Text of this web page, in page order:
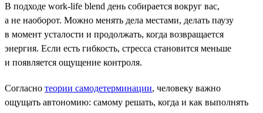
В подходе work-life blend день собирается вокруг вас,
а не наоборот. Можно менять дела местами, делать паузу
в момент усталости и продолжать, когда возвращается
энергия. Если есть гибкость, стресса становится меньше
и появляется ощущение контроля.
Согласно теории самодетерминации, человеку важно
ощущать автономию: самому решать, когда и как выполнять